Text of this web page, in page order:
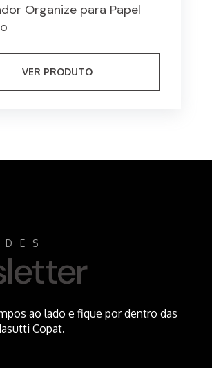
Organize para Papel
VER PRODUTO
ao lado e fique por dentro das
Copat.